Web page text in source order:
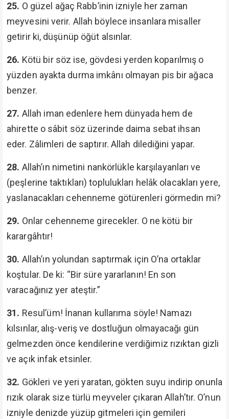
25. O güzel ağaç Rabb’inin izniyle her zaman
meyvesini verir. Allah böylece insanlara misaller
getirir ki, düşünüp öğüt alsınlar.
26. Kötü bir söz ise, gövdesi yerden koparılmış o
yüzden ayakta durma imkânı olmayan pis bir ağaca
benzer.
27. Allah iman edenlere hem dünyada hem de
ahirette o sâbit söz üzerinde daima sebat ihsan
eder. Zâlimleri de saptırır. Allah dilediğini yapar.
28. Allah’ın nimetini nankörlükle karşılayanları ve
(peşlerine taktıkları) toplulukları helâk olacakları yere,
yaslanacakları cehenneme götürenleri görmedin mi?
29. Onlar cehenneme girecekler. O ne kötü bir
karargâhtır!
30. Allah’ın yolundan saptırmak için O’na ortaklar
koştular. De ki: “Bir süre yararlanın! En son
varacağınız yer ateştir.”
31. Resul’üm! İnanan kullarıma söyle! Namazı
kılsınlar, alış-veriş ve dostluğun olmayacağı gün
gelmezden önce kendilerine verdiğimiz rızıktan gizli
ve açık infak etsinler.
32. Gökleri ve yeri yaratan, gökten suyu indirip onunla
rızık olarak size türlü meyveler çıkaran Allah’tır. O’nun
izniyle denizde yüzüp gitmeleri için gemileri